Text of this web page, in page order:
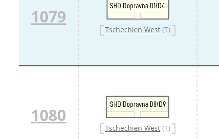
1079
SHD Dopravna D1/D4
Tschechien West (T)
1080
SHD Dopravna D8/D9
Tschechien West (T)